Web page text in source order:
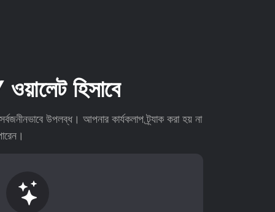
হিসাবে
উপলব্ধ। আপনার কার্যকলাপ ট্র্যাক করা হয় না